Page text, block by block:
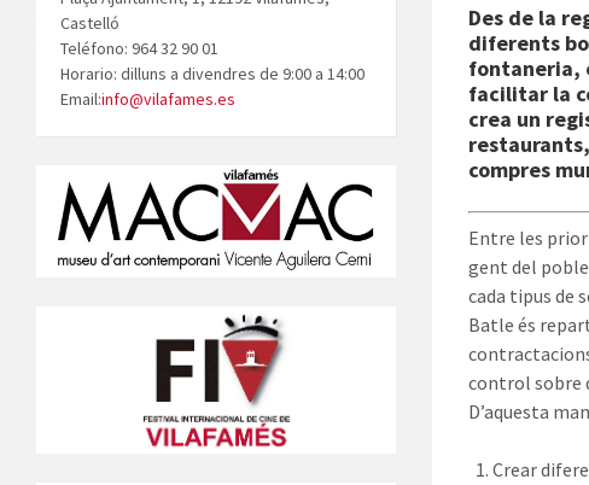
Des de la
diferents
fontaneria,
facilitar la
crea un
compres
Entre les
gent del
cada tipus de
Batle és
control sobre
D’aquesta
Crear
Castelló
Teléfono: 964 32 90 01
Horario: dilluns a divendres de 9:00 a 14:00
Email:info@vilafames.es